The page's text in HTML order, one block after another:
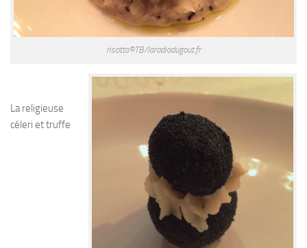
risotto©TB/laradiodugout.fr
La religieuse
céleri et truffe